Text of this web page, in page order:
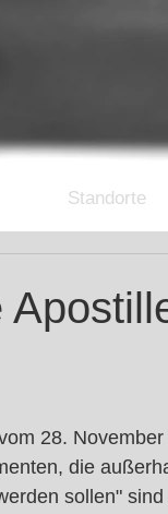
Standorte
28.
die
sollen"